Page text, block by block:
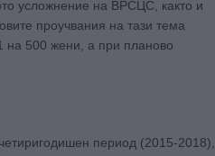
усложнение на ВРСЦС, както и
проучвания на тази тема
на 500 жени, а при планово
период (2015-2018),